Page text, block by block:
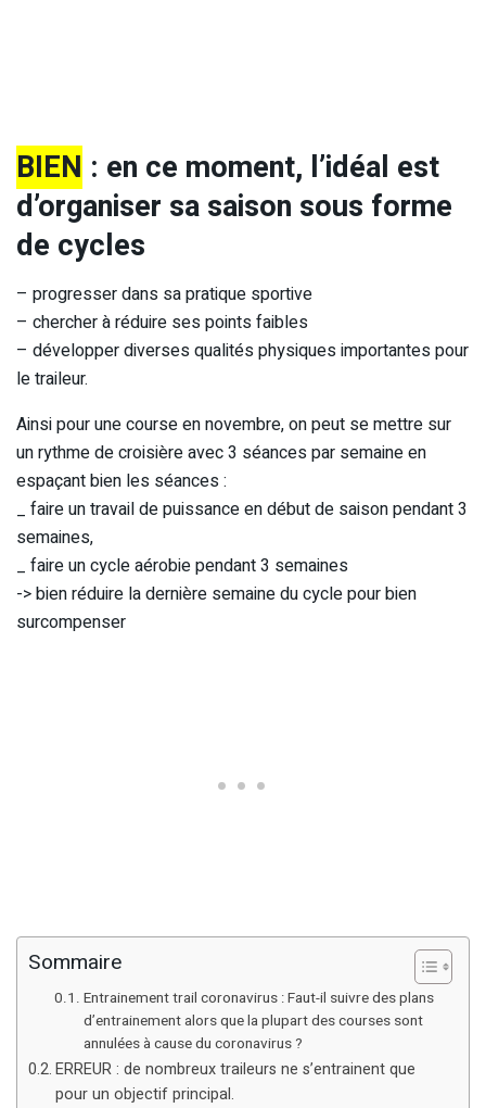
BIEN : en ce moment, l’idéal est
d’organiser sa saison sous forme
de cycles
– progresser dans sa pratique sportive
– chercher à réduire ses points faibles
– développer diverses qualités physiques importantes pour
le traileur.
Ainsi pour une course en novembre, on peut se mettre sur
un rythme de croisière avec 3 séances par semaine en
espaçant bien les séances :
_ faire un travail de puissance en début de saison pendant 3
semaines,
_ faire un cycle aérobie pendant 3 semaines
-> bien réduire la dernière semaine du cycle pour bien
surcompenser
Sommaire
Entrainement trail coronavirus : Faut-il suivre des plans
d’entrainement alors que la plupart des courses sont
annulées à cause du coronavirus ?
ERREUR : de nombreux traileurs ne s’entrainent que
pour un objectif principal.